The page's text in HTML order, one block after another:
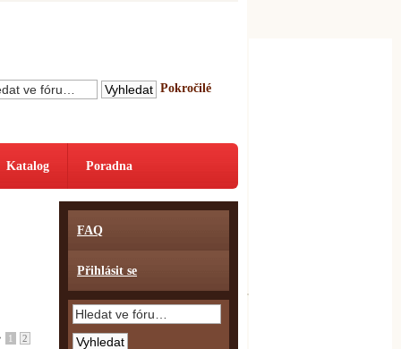
Pokročilé
Katalog Poradna
1 2
FAQ
Přihlásit se